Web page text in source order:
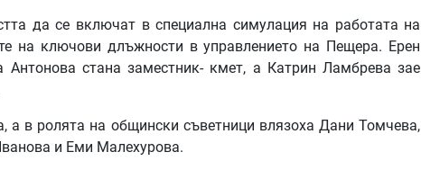
да се включат в специална симулация на работата на
на ключови длъжности в управлението на Пещера. Ерен
стана заместник- кмет, а Катрин Ламбрева зае
а в ролята на общински съветници влязоха Дани Томчева,
и Еми Малехурова.